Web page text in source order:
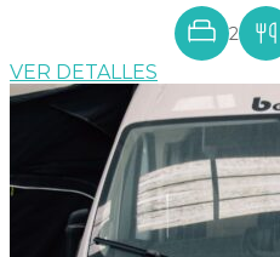
2
VER DETALLES